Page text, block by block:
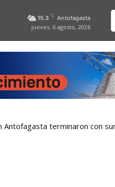
15.3 C Antofagasta
jueves, 6 agosto, 2026
Antofagasta terminaron con